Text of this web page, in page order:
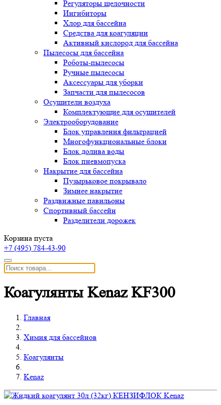
Регуляторы щелочности
Ингибиторы
Хлор для бассейна
Средства для коагуляции
Активный кислород для бассейна
Пылесосы для бассейна
Роботы-пылесосы
Ручные пылесосы
Аксессуары для уборки
Запчасти для пылесосов
Осушители воздуха
Комплектующие для осушителей
Электрооборудование
Блок управления фильтрацией
Многофункциональные блоки
Блок долива воды
Блок пневмопуска
Накрытие для бассейна
Пузырьковое покрывало
Зимнее накрытие
Раздвижные павильоны
Спортивный бассейн
Разделители дорожек
Корзина пуста
+7 (495) 784-43-90
Коагулянты Kenaz KF300
Главная
Химия для бассейнов
Коагулянты
Kenaz